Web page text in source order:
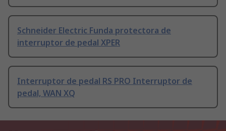
Schneider Electric Funda protectora de
interruptor de pedal XPER
Interruptor de pedal RS PRO Interruptor de
pedal, WAN XQ